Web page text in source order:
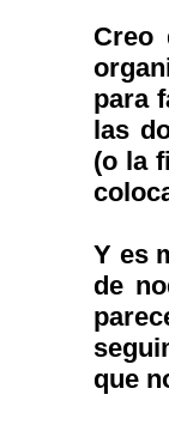
Creo
para
las
(o la
Y es
de
que